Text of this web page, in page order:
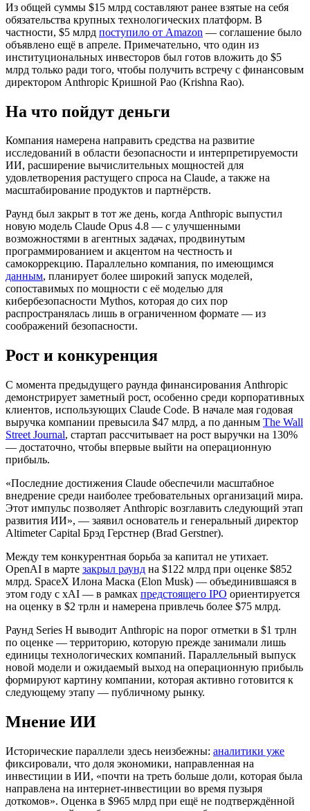
Из общей суммы $15 млрд составляют ранее взятые на себя
обязательства крупных технологических платформ. В
частности, $5 млрд поступило от Amazon — соглашение было
объявлено ещё в апреле. Примечательно, что один из
институциональных инвесторов был готов вложить до $5
млрд только ради того, чтобы получить встречу с финансовым
директором Anthropic Кришной Рао (Krishna Rao).
На что пойдут деньги
Компания намерена направить средства на развитие
исследований в области безопасности и интерпретируемости
ИИ, расширение вычислительных мощностей для
удовлетворения растущего спроса на Claude, а также на
масштабирование продуктов и партнёрств.
Раунд был закрыт в тот же день, когда Anthropic выпустил
новую модель Claude Opus 4.8 — с улучшенными
возможностями в агентных задачах, продвинутым
программированием и акцентом на честность и
самокоррекцию. Параллельно компания, по имеющимся
данным, планирует более широкий запуск моделей,
сопоставимых по мощности с её моделью для
кибербезопасности Mythos, которая до сих пор
распространялась лишь в ограниченном формате — из
соображений безопасности.
Рост и конкуренция
С момента предыдущего раунда финансирования Anthropic
демонстрирует заметный рост, особенно среди корпоративных
клиентов, использующих Claude Code. В начале мая годовая
выручка компании превысила $47 млрд, а по данным The Wall
Street Journal, стартап рассчитывает на рост выручки на 130%
— достаточно, чтобы впервые выйти на операционную
прибыль.
«Последние достижения Claude обеспечили масштабное
внедрение среди наиболее требовательных организаций мира.
Этот импульс позволяет Anthropic возглавить следующий этап
развития ИИ», — заявил основатель и генеральный директор
Altimeter Capital Брэд Герстнер (Brad Gerstner).
Между тем конкурентная борьба за капитал не утихает.
OpenAI в марте закрыл раунд на $122 млрд при оценке $852
млрд. SpaceX Илона Маска (Elon Musk) — объединившаяся в
этом году с xAI — в рамках предстоящего IPO ориентируется
на оценку в $2 трлн и намерена привлечь более $75 млрд.
Раунд Series H выводит Anthropic на порог отметки в $1 трлн
по оценке — территорию, которую прежде занимали лишь
единицы технологических компаний. Параллельный выпуск
новой модели и ожидаемый выход на операционную прибыль
формируют картину компании, которая активно готовится к
следующему этапу — публичному рынку.
Мнение ИИ
Исторические параллели здесь неизбежны: аналитики уже
фиксировали, что доля экономики, направленная на
инвестиции в ИИ, «почти на треть больше доли, которая была
направлена на интернет-инвестиции во время пузыря
доткомов». Оценка в $965 млрд при ещё не подтверждённой